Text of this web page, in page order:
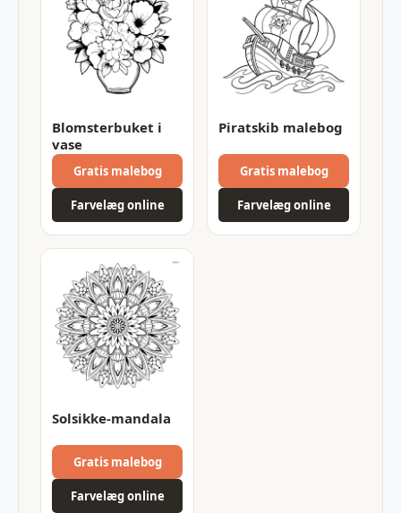
Blomsterbuket i
vase
Gratis malebog
Farvelæg online
Piratskib malebog
Gratis malebog
Farvelæg online
Solsikke-mandala
Gratis malebog
Farvelæg online